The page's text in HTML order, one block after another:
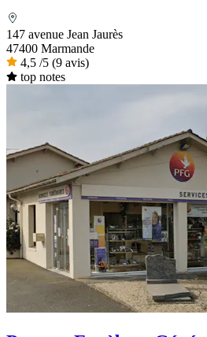
147 avenue Jean Jaurès
47400 Marmande
4,5 /5 (9 avis)
top notes